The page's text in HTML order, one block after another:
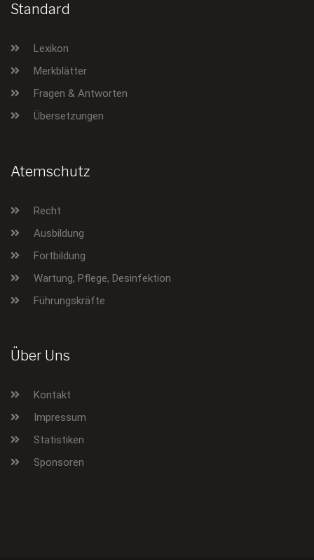
Standard
Lexikon
Merkblätter
Fragen & Antworten
Übersetzungen
Atemschutz
Recht
Ausbildung
Fortbildung
Wartung, Pflege, Desinfektion
Führungskräfte
Über Uns
Kontakt
Impressum
Statistiken
Sponsoren